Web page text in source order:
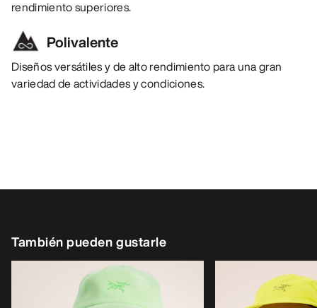
rendimiento superiores.
Polivalente
Diseños versátiles y de alto rendimiento para una gran
variedad de actividades y condiciones.
También pueden gustarle